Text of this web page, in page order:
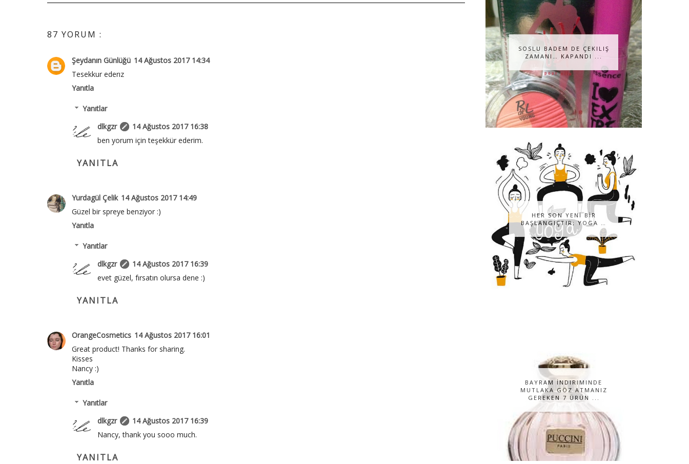
87 YORUM :
Şeydanın Günlüğü 14 Ağustos 2017 14:34
Tesekkur ederız
Yanıtla
Yanıtlar
dlkgzr
14 Ağustos 2017 16:38
ben yorum için teşekkür ederim.
YANITLA
Yurdagül Çelik 14 Ağustos 2017 14:49
Güzel bir spreye benziyor :)
Yanıtla
Yanıtlar
dlkgzr
14 Ağustos 2017 16:39
evet güzel, fırsatın olursa dene :)
YANITLA
OrangeCosmetics 14 Ağustos 2017 16:01
Great product! Thanks for sharing.
Kisses
Nancy :)
Yanıtla
Yanıtlar
dlkgzr
14 Ağustos 2017 16:39
Nancy, thank you sooo much.
YANITLA
SOSLU BADEM DE ÇEKILIŞ
ZAMANI… KAPANDI ...
HER SON YENİ BİR
BAŞLANGIÇTIR; YOGA …
BAYRAM İNDIRIMINDE
MUTLAKA GÖZ ATMANIZ
GEREKEN 7 ÜRÜN ...